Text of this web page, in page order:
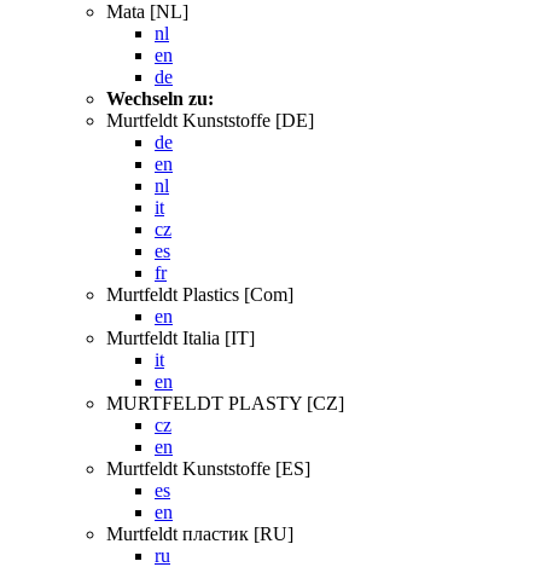
Mata [NL]
nl
en
de
Wechseln zu:
Murtfeldt Kunststoffe [DE]
de
en
nl
it
cz
es
fr
Murtfeldt Plastics [Com]
en
Murtfeldt Italia [IT]
it
en
MURTFELDT PLASTY [CZ]
cz
en
Murtfeldt Kunststoffe [ES]
es
en
Murtfeldt пластик [RU]
ru